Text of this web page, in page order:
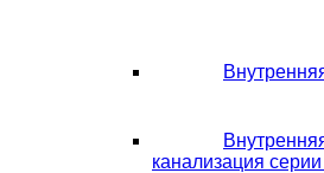
канализация